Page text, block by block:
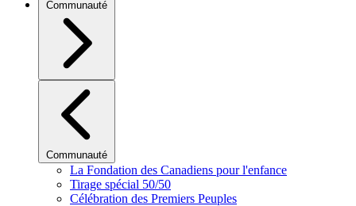
Communauté
Communauté
La Fondation des Canadiens pour l'enfance
Tirage spécial 50/50
Célébration des Premiers Peuples